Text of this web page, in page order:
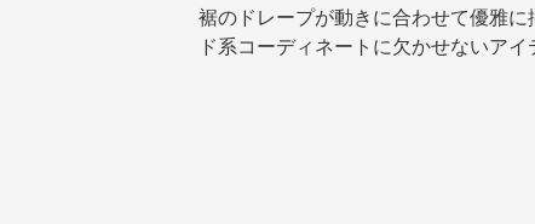
裾のドレープが動きに合わせて優雅
ド系コーディネートに欠かせないアイ